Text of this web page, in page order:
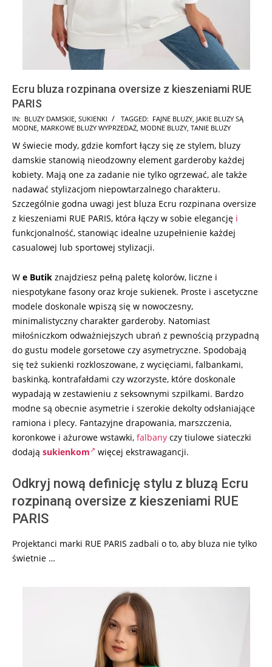
Ecru bluza rozpinana oversize z kieszeniami RUE
PARIS
2024-
08-
10
IN: BLUZY DAMSKIE SUKIENKI TAGGED: FAJNE BLUZY JAKIE BLUZY SĄ
MODNE MARKOWE BLUZY WYPRZEDAŻ MODNE BLUZY TANIE BLUZY
W świecie mody, gdzie komfort łączy się ze stylem, bluzy
damskie stanowią nieodzowny element garderoby każdej
kobiety. Mają one za zadanie nie tylko ogrzewać, ale także
nadawać stylizacjom niepowtarzalnego charakteru.
Szczególnie godna uwagi jest bluza Ecru rozpinana oversize
z kieszeniami RUE PARIS, która łączy w sobie elegancję i
funkcjonalność, stanowiąc idealne uzupełnienie każdej
casualowej lub sportowej stylizacji.
W e Butik znajdziesz pełną paletę kolorów, liczne i
niespotykane fasony oraz kroje sukienek. Proste i ascetyczne
modele doskonale wpiszą się w nowoczesny,
minimalistyczny charakter garderoby. Natomiast
miłośniczkom odważniejszych ubrań z pewnością przypadną
do gustu modele gorsetowe czy asymetryczne. Spodobają
się też sukienki rozkloszowane, z wycięciami, falbankami,
baskinką, kontrafałdami czy wzorzyste, które doskonale
wypadają w zestawieniu z seksownymi szpilkami. Bardzo
modne są obecnie asymetrie i szerokie dekolty odsłaniające
ramiona i plecy. Fantazyjne drapowania, marszczenia,
koronkowe i ażurowe wstawki, falbany czy tiulowe siateczki
dodają sukienkom więcej ekstrawagancji.
Odkryj nową definicję stylu z bluzą Ecru
rozpinaną oversize z kieszeniami RUE
PARIS
Projektanci marki RUE PARIS zadbali o to, aby bluza nie tylko
świetnie …